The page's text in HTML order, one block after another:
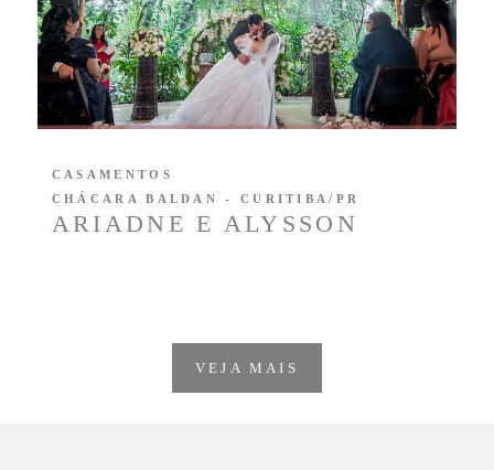
ARIADNE E ALYSSON
CASAMENTOS
CHÁCARA BALDAN - CURITIBA/PR
VEJA MAIS